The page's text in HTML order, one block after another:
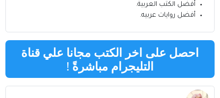
أفضل الكتب العربية.
أفضل روايات عربيه.
احصل على اخر الكتب مجانا علي قناة
التليجرام مباشرةً !